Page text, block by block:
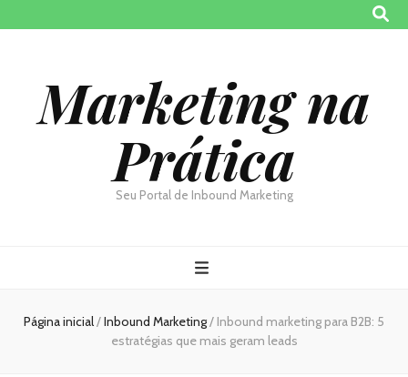
Marketing na
Prática
Seu Portal de Inbound Marketing
Página inicial/Inbound Marketing/ Inbound marketing para B2B: 5
estratégias que mais geram leads